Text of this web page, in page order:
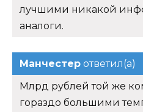
лучшими никакой
аналоги.
Манчестер ответил(а)
Млрд рублей той же
гораздо большими